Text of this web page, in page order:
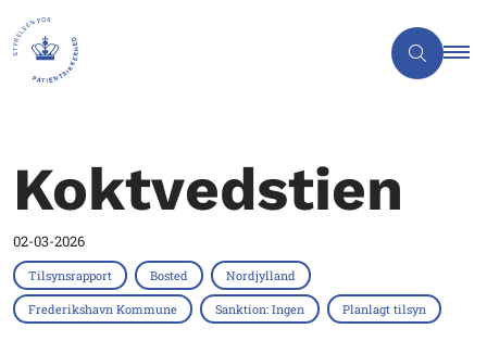
Koktvedstien
02-03-2026
Tilsynsrapport Bosted Nordjylland
Frederikshavn Kommune Sanktion: Ingen Planlagt tilsyn